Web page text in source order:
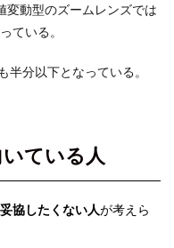
変動型のズームレンズでは
ている。
半分以下となっている。
ている人
協したくない人が考えら